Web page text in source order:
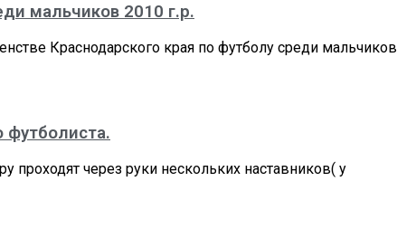
мальчиков 2010 г.р.
Краснодарского края по футболу среди мальчиков
футболиста.
проходят через руки нескольких наставников( у